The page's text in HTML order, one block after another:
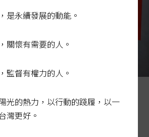
部房租貴、物價高等經濟因素，選擇
少開支，導致人才留不住。示意圖。
是永續發展的動能。
關懷有需要的人。
監督有權力的人。
光的熱力，以行動的踐履，以一
灣更好。